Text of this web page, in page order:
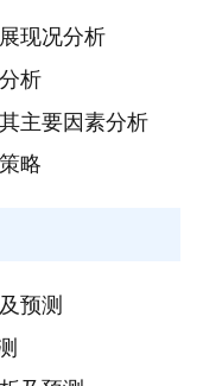
现况分析
析
主要因素分析
略
预测